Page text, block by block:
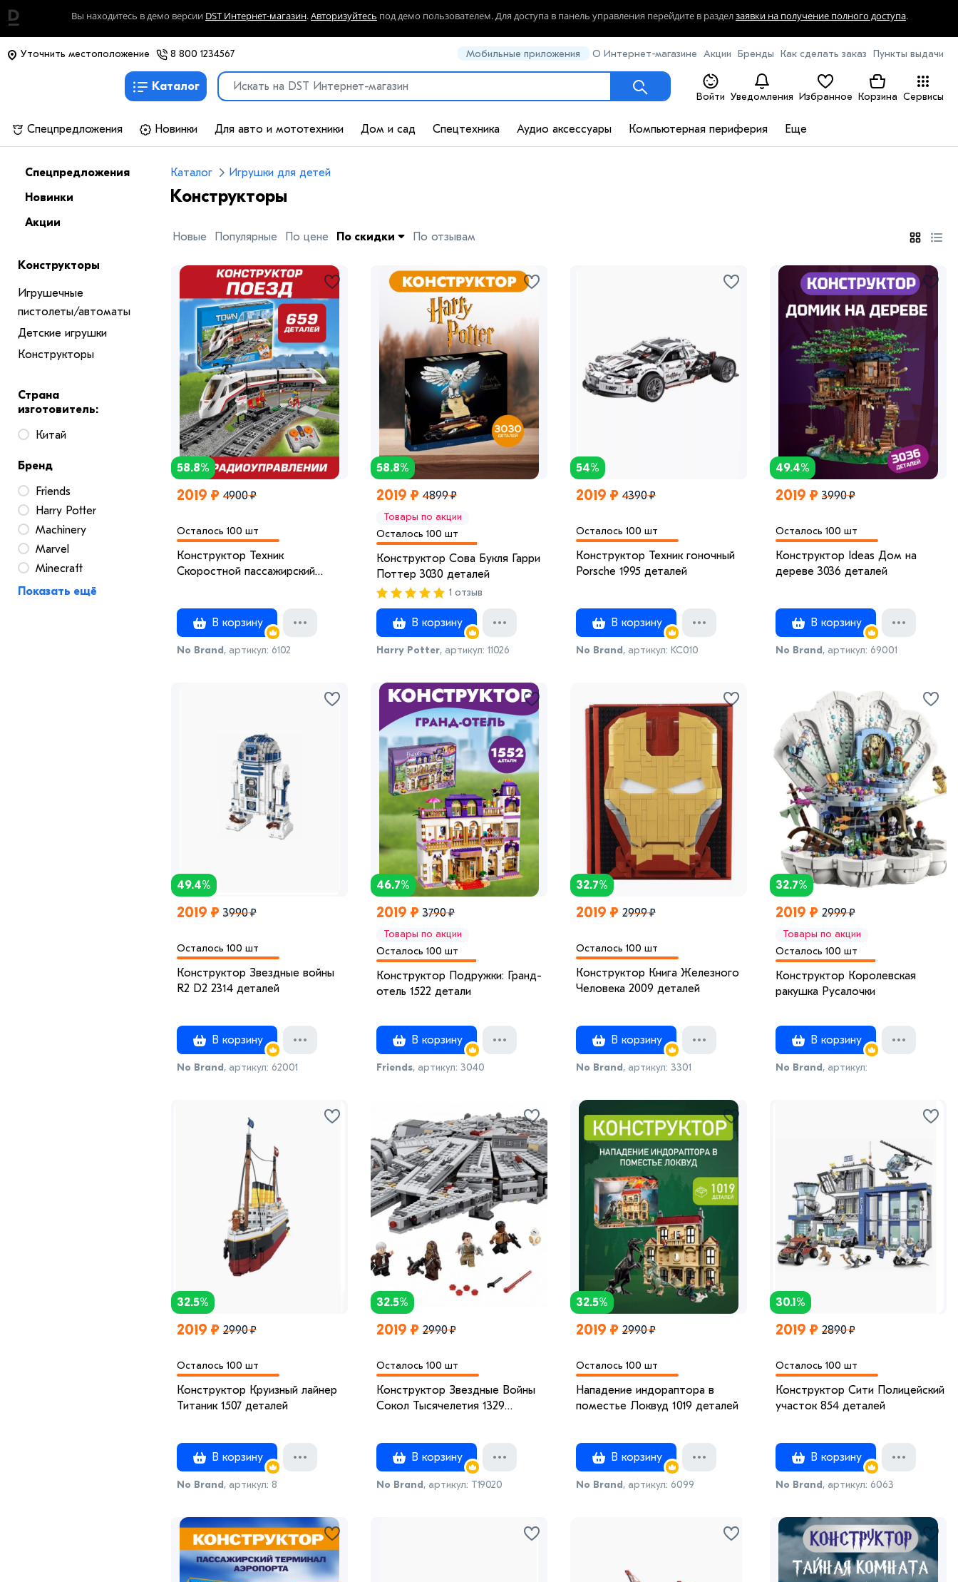
Вы находитесь в демо версии DST Интернет-магазин.Авторизуйтесь под демо пользователем. Для доступа в панель управления перейдите в разделзаявки на получение полного доступа.
Уточнить местоположение 8 800 1234567 Мобильные приложения О Интернет-магазине Акции Бренды Как сделать заказ Пункты выдачи
Каталог
Войти Уведомления Избранное Корзина Сервисы
Спецпредложения Новинки Для авто и мототехники Дом и сад Спецтехника Аудио аксессуары Компьютерная периферия Еще
Спецпредложения
Новинки
Акции
Конструкторы
Игрушечные
пистолеты/автоматы
Детские игрушки
Конструкторы
Страна
изготовитель:
Китай
Бренд
Friends
Harry Potter
Machinery
Marvel
Minecraft
Показать ещё
Каталог Игрушки для детей
Конструкторы
Новые Популярные По цене По скидки По отзывам
58.8%
2019 ₽ 4900 ₽
Осталось 100 шт
Конструктор Техник
Скоростной пассажирский
В корзину
No Brand, артикул: 6102
58.8%
2019 ₽ 4899 ₽
Товары по акции
Осталось 100 шт
Конструктор Сова Букля Гарри
Поттер 3030 деталей
1 отзыв
В корзину
Harry Potter, артикул: 11026
54%
2019 ₽ 4390 ₽
Осталось 100 шт
Конструктор Техник гоночный
Porsche 1995 деталей
В корзину
No Brand, артикул: KC010
49.4%
2019 ₽ 3990 ₽
Осталось 100 шт
Конструктор Ideas Дом на
дереве 3036 деталей
В корзину
No Brand, артикул: 69001
49.4%
2019 ₽ 3990 ₽
Осталось 100 шт
Конструктор Звездные войны
R2 D2 2314 деталей
В корзину
No Brand, артикул: 62001
46.7%
2019 ₽ 3790 ₽
Товары по акции
Осталось 100 шт
Конструктор Подружки: Гранд-
отель 1522 детали
В корзину
Friends, артикул: 3040
32.7%
2019 ₽ 2999 ₽
Осталось 100 шт
Конструктор Книга Железного
Человека 2009 деталей
В корзину
No Brand, артикул: 3301
32.7%
2019 ₽ 2999 ₽
Товары по акции
Осталось 100 шт
Конструктор Королевская
ракушка Русалочки
В корзину
No Brand, артикул:
32.5%
2019 ₽ 2990 ₽
Осталось 100 шт
Конструктор Круизный лайнер
Титаник 1507 деталей
В корзину
No Brand, артикул: 8
32.5%
2019 ₽ 2990 ₽
Осталось 100 шт
Конструктор Звездные Войны
Сокол Тысячелетия 1329
В корзину
No Brand, артикул: Т19020
32.5%
2019 ₽ 2990 ₽
Осталось 100 шт
Нападение индораптора в
поместье Локвуд 1019 деталей
В корзину
No Brand, артикул: 6099
30.1%
2019 ₽ 2890 ₽
Осталось 100 шт
Конструктор Сити Полицейский
участок 854 деталей
В корзину
No Brand, артикул: 6063